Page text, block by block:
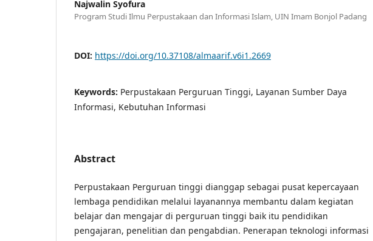
Najwalin Syofura
Program Studi Ilmu Perpustakaan dan Informasi Islam, UIN Imam Bonjol Padang
DOI: https://doi.org/10.37108/almaarif.v6i1.2669
Keywords: Perpustakaan Perguruan Tinggi, Layanan Sumber Daya
Informasi, Kebutuhan Informasi
Abstract
Perpustakaan Perguruan tinggi dianggap sebagai pusat kepercayaan
lembaga pendidikan melalui layanannya membantu dalam kegiatan
belajar dan mengajar di perguruan tinggi baik itu pendidikan
pengajaran, penelitian dan pengabdian. Penerapan teknologi informasi